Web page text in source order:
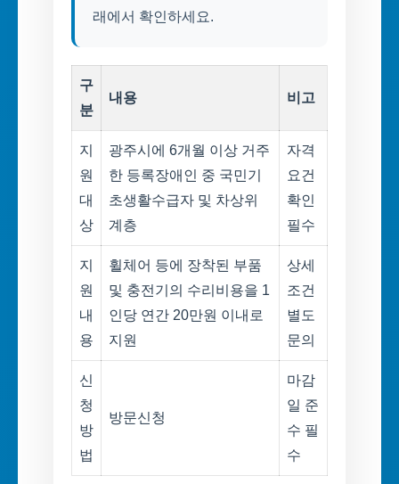
래에서 확인하세요.
구
분
내용 비고
지
원
대
상
광주시에 6개월 이상 거주
한 등록장애인 중 국민기
초생활수급자 및 차상위
계층
자격
요건
확인
필수
지
원
내
용
휠체어 등에 장착된 부품
및 충전기의 수리비용을 1
인당 연간 20만원 이내로
지원
상세
조건
별도
문의
신
청
방
법
방문신청
마감
일 준
수 필
수